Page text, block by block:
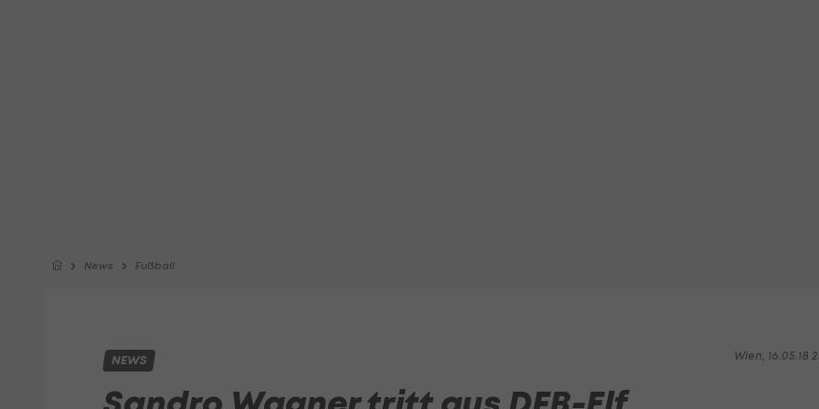
News Fußball
Wien, 16.05.18
NEWS